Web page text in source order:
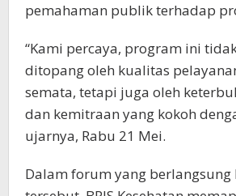
pemahaman publik terhadap
“Kami percaya, program ini
ditopang oleh kualitas
semata, tetapi juga oleh
dan kemitraan yang kokoh
ujarnya, Rabu 21 Mei.
Dalam forum yang berlangsung